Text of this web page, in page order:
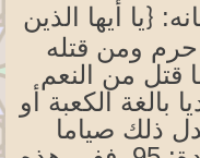
{يا أيها الذين
حرم ومن قتله
قتل من النعم
الكعبة أو
ذلك صياما